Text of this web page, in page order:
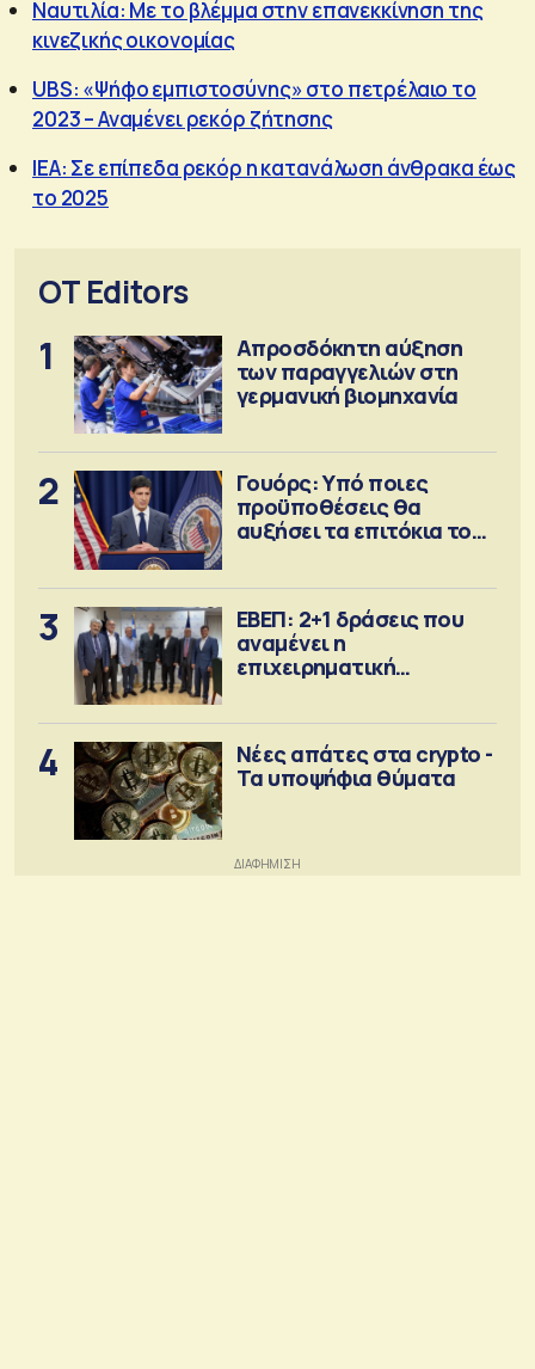
Ναυτιλία: Με το βλέμμα στην επανεκκίνηση της
κινεζικής οικονομίας
UBS: «Ψήφο εμπιστοσύνης» στο πετρέλαιο το
2023 – Αναμένει ρεκόρ ζήτησης
ΙΕΑ: Σε επίπεδα ρεκόρ η κατανάλωση άνθρακα έως
το 2025
OT Editors
1
Απροσδόκητη αύξηση
των παραγγελιών στη
γερμανική βιομηχανία
2
Γουόρς: Υπό ποιες
προϋποθέσεις θα
αυξήσει τα επιτόκια τον
3
ΕΒΕΠ: 2+1 δράσεις που
αναμένει η
επιχειρηματική
4
Νέες απάτες στα crypto -
Τα υποψήφια θύματα